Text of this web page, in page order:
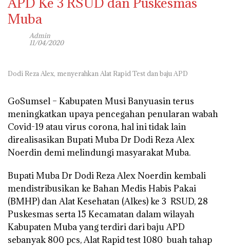
Muba
Admin
11/04/2020
Dodi Reza Alex, menyerahkan Alat Rapid Test dan baju APD
GoSumsel – Kabupaten Musi Banyuasin terus
meningkatkan upaya pencegahan penularan wabah
Covid-19 atau virus corona, hal ini tidak lain
direalisasikan Bupati Muba Dr Dodi Reza Alex
Noerdin demi melindungi masyarakat Muba.
Bupati Muba Dr Dodi Reza Alex Noerdin kembali
mendistribusikan ke Bahan Medis Habis Pakai
(BMHP) dan Alat Kesehatan (Alkes) ke 3 RSUD, 28
Puskesmas serta 15 Kecamatan dalam wilayah
Kabupaten Muba yang terdiri dari baju APD
sebanyak 800 pcs, Alat Rapid test 1080 buah tahap